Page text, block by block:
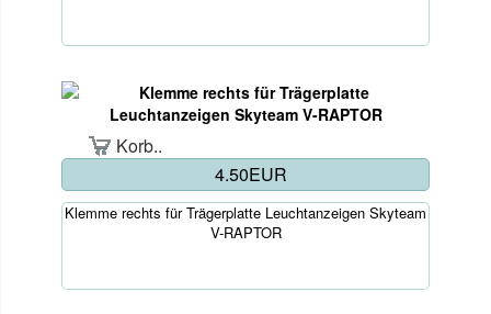
Korb..
4.50EUR
Klemme rechts für Trägerplatte Leuchtanzeigen Skyteam
V-RAPTOR